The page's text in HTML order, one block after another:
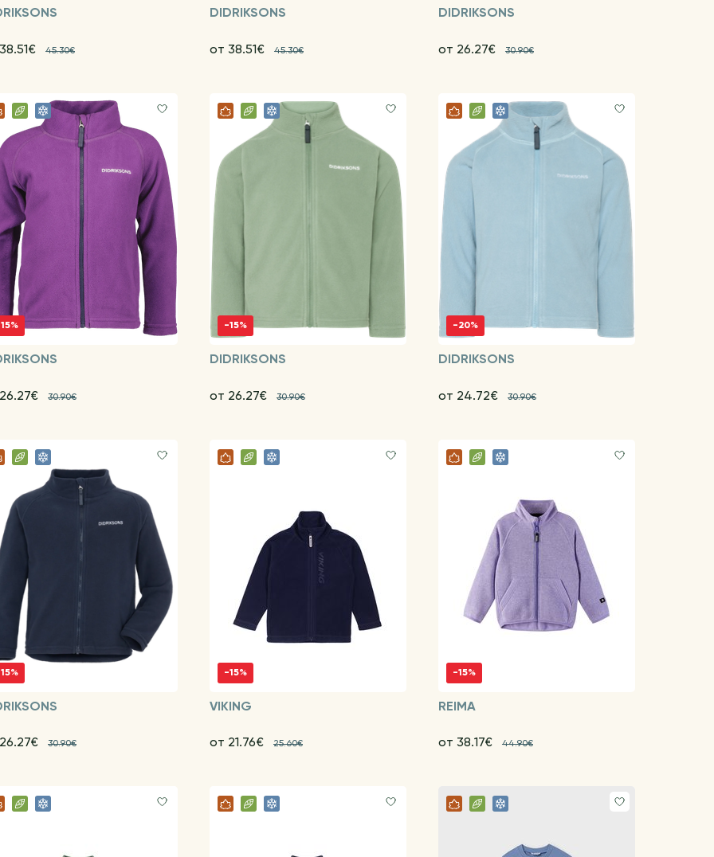
45.30€
DIDRIKSONS
от 38.51€ 45.30€
DIDRIKSONS
от 26.27€ 30.90€
30.90€
-15%
DIDRIKSONS
от 26.27€ 30.90€
-20%
DIDRIKSONS
от 24.72€ 30.90€
30.90€
-15%
VIKING
от 21.76€ 25.60€
-15%
REIMA
от 38.17€ 44.90€